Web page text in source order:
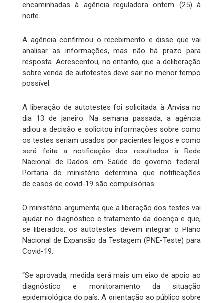
encaminhadas à agência reguladora ontem (25) à
noite.
A agência confirmou o recebimento e disse que vai
analisar as informações, mas não há prazo para
resposta. Acrescentou, no entanto, que a deliberação
sobre venda de autotestes deve sair no menor tempo
possível.
A liberação de autotestes foi solicitada à Anvisa no
dia 13 de janeiro. Na semana passada, a agência
adiou a decisão e solicitou informações sobre como
os testes seriam usados por pacientes leigos e como
será feita a notificação dos resultados à Rede
Nacional de Dados em Saúde do governo federal.
Portaria do ministério determina que notificações
de casos de covid-19 são compulsórias.
O ministério argumenta que a liberação dos testes vai
ajudar no diagnóstico e tratamento da doença e que,
se liberados, os autotestes devem integrar o Plano
Nacional de Expansão da Testagem (PNE-Teste) para
Covid-19.
“Se aprovada, medida será mais um eixo de apoio ao
diagnóstico e monitoramento da situação
epidemiológica do país. A orientação ao público sobre